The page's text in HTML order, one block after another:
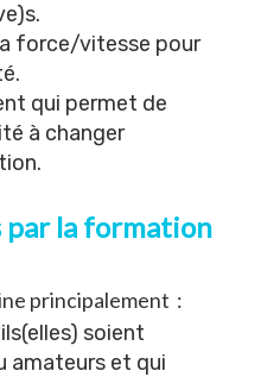
force/vitesse pour
qui permet de
à changer
par la formation
principalement :
soient
amateurs et qui